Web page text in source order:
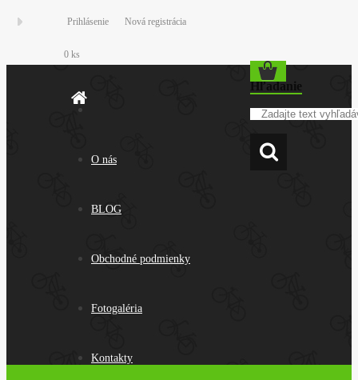
O nás
BLOG
Obchodné podmienky
Fotogaléria
Kontakty
Hľadanie
Prihlásenie Nová registrácia
0 ks